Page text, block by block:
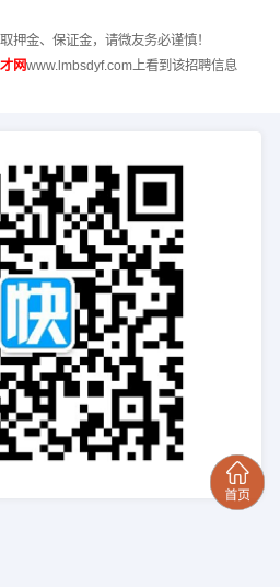
押金、保证金，请微友务必谨慎！
网www.lmbsdyf.com上看到该招聘信息